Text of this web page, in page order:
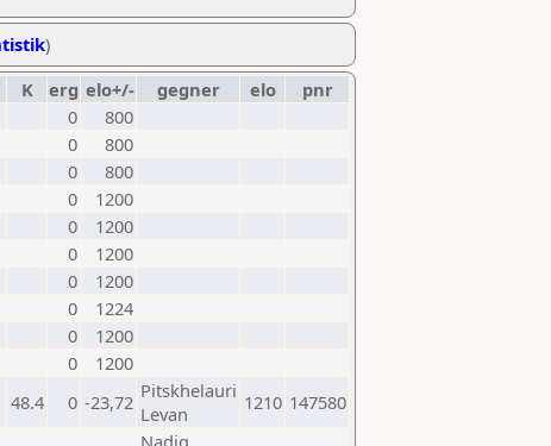
)
K erg elo+/- gegner elo
pnr
0
800
0
800
0
800
0
1200
0
1200
0
1200
0
1200
0
1224
0
1200
0
1200
48.4 0 -23,72 Pitskhelauri
Levan
1210 147580
Nadig